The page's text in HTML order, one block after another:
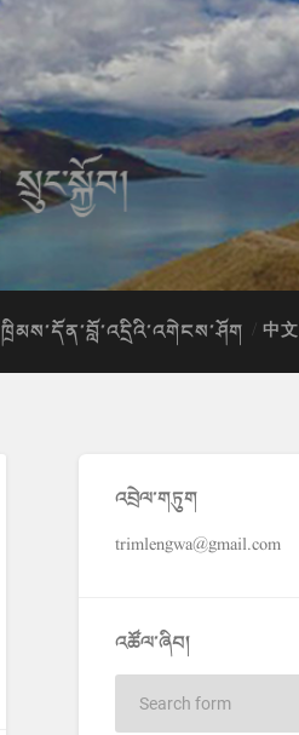
ཁྲིམས་དོན་བློ་འདྲིའི་འགེངས་ཤོག 中文
འབྲེལ་གཏུག
trimlengwa@gmail.com
འཚོལ་ཞིབ།